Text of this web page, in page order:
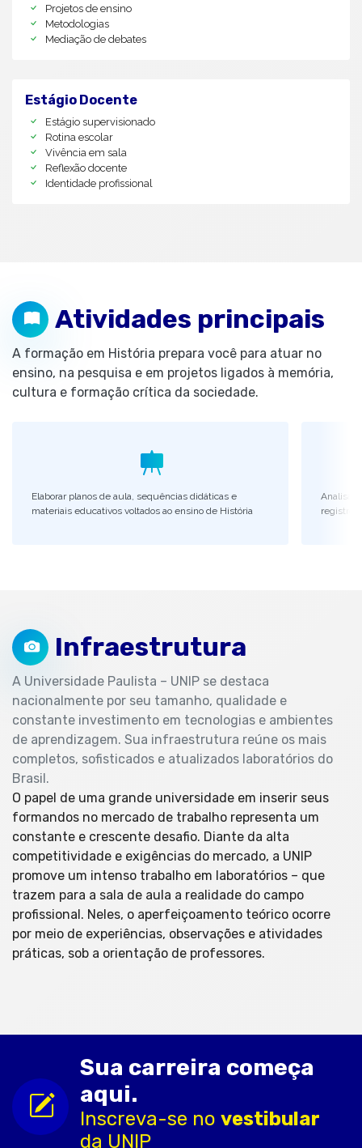
Projetos de ensino
Metodologias
Mediação de debates
Estágio Docente
Estágio supervisionado
Rotina escolar
Vivência em sala
Reflexão docente
Identidade profissional
Atividades principais
A formação em História prepara você para atuar no
ensino, na pesquisa e em projetos ligados à memória,
cultura e formação crítica da sociedade.
Elaborar planos de aula, sequências didáticas e
materiais educativos voltados ao ensino de História
Analisar
registros
Infraestrutura
A Universidade Paulista – UNIP se destaca
nacionalmente por seu tamanho, qualidade e
constante investimento em tecnologias e ambientes
de aprendizagem. Sua infraestrutura reúne os mais
completos, sofisticados e atualizados laboratórios do
Brasil.
O papel de uma grande universidade em inserir seus
formandos no mercado de trabalho representa um
constante e crescente desafio. Diante da alta
competitividade e exigências do mercado, a UNIP
promove um intenso trabalho em laboratórios – que
trazem para a sala de aula a realidade do campo
profissional. Neles, o aperfeiçoamento teórico ocorre
por meio de experiências, observações e atividades
práticas, sob a orientação de professores.
Sua carreira começa
aqui.
Inscreva-se no vestibular
da UNIP